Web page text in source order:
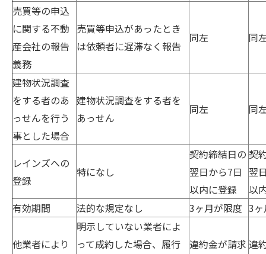
売買等の申込
に関する不動
産会社の報告
義務
売買等申込があったとき
は依頼者に遅滞なく報告
同左 同
建物状況調査
をする者のあ
っせんを行う
事とした場合
建物状況調査をする者を
あっせん
同左 同
レインズへの
登録
特になし
契約締結日の
翌日から7日
以内に登録
契
翌
以
有効期間
法的な規定なし 3ヶ月が限度 3
他業者により
明示していない業者によ
って成約した場合、履行
違約金が請求 違